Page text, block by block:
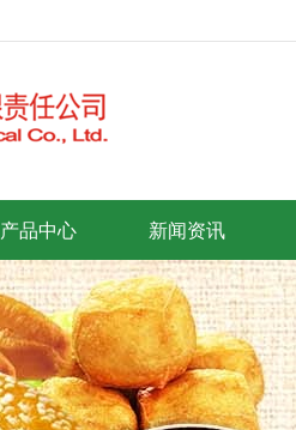
产品中心 新闻资讯